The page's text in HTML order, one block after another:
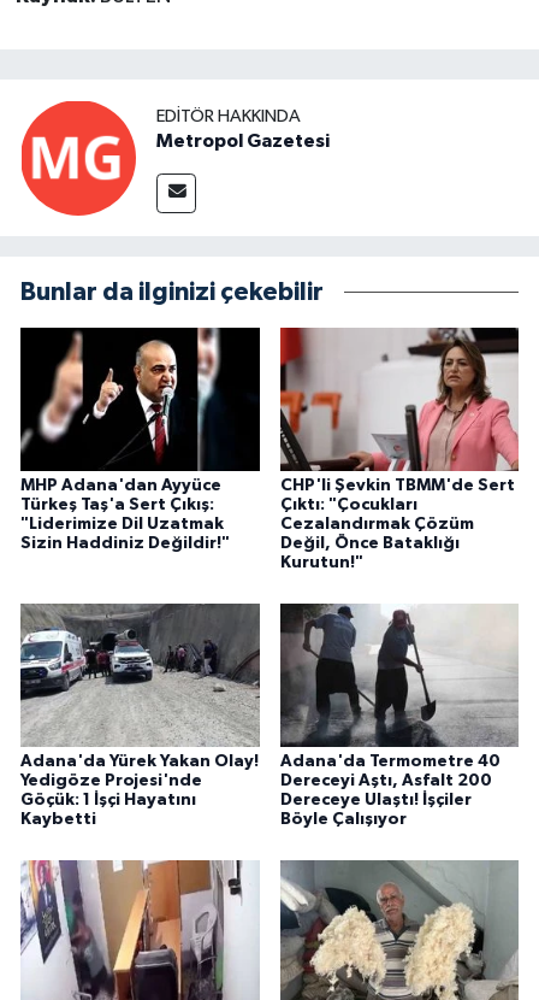
EDITÖR HAKKINDA
Metropol Gazetesi
Bunlar da ilginizi çekebilir
MHP Adana'dan Ayyüce
Türkeş Taş'a Sert Çıkış:
"Liderimize Dil Uzatmak
Sizin Haddiniz Değildir!"
CHP'li Şevkin TBMM'de Sert
Çıktı: "Çocukları
Cezalandırmak Çözüm
Değil, Önce Bataklığı
Kurutun!"
Adana'da Yürek Yakan Olay!
Yedigöze Projesi'nde
Göçük: 1 İşçi Hayatını
Kaybetti
Adana'da Termometre 40
Dereceyi Aştı, Asfalt 200
Dereceye Ulaştı! İşçiler
Böyle Çalışıyor